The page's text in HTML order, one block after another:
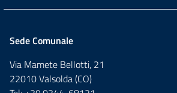
Sede Comunale
Via Mamete Bellotti, 21
22010 Valsolda (CO)